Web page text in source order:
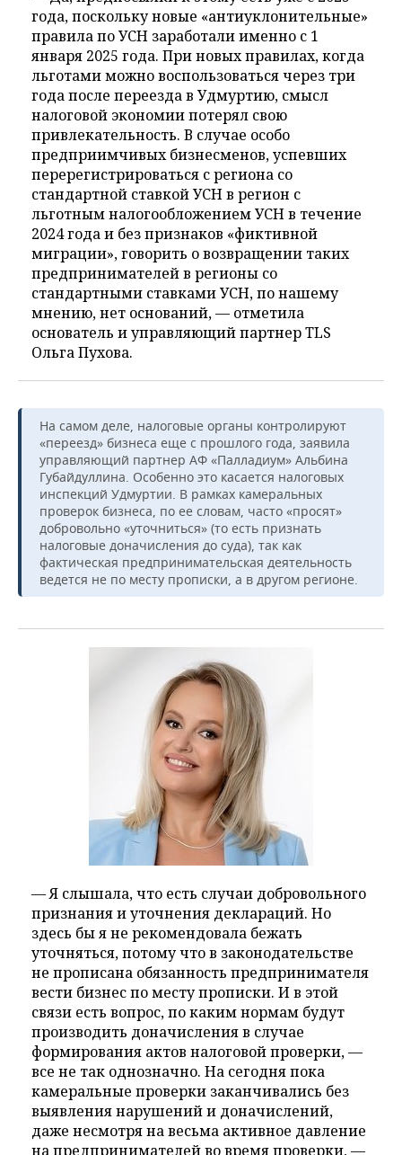
года, поскольку новые «антиуклонительные»
правила по УСН заработали именно с 1
января 2025 года. При новых правилах, когда
льготами можно воспользоваться через три
года после переезда в Удмуртию, смысл
налоговой экономии потерял свою
привлекательность. В случае особо
предприимчивых бизнесменов, успевших
перерегистрироваться с региона со
стандартной ставкой УСН в регион с
льготным налогообложением УСН в течение
2024 года и без признаков «фиктивной
миграции», говорить о возвращении таких
предпринимателей в регионы со
стандартными ставками УСН, по нашему
мнению, нет оснований, — отметила
основатель и управляющий партнер TLS
Ольга Пухова.
На самом деле, налоговые органы контролируют
«переезд» бизнеса еще с прошлого года, заявила
управляющий партнер АФ «Палладиум» Альбина
Губайдуллина. Особенно это касается налоговых
инспекций Удмуртии. В рамках камеральных
проверок бизнеса, по ее словам, часто «просят»
добровольно «уточниться» (то есть признать
налоговые доначисления до суда), так как
фактическая предпринимательская деятельность
ведется не по месту прописки, а в другом регионе.
— Я слышала, что есть случаи добровольного
признания и уточнения деклараций. Но
здесь бы я не рекомендовала бежать
уточняться, потому что в законодательстве
не прописана обязанность предпринимателя
вести бизнес по месту прописки. И в этой
связи есть вопрос, по каким нормам будут
производить доначисления в случае
формирования актов налоговой проверки, —
все не так однозначно. На сегодня пока
камеральные проверки заканчивались без
выявления нарушений и доначислений,
даже несмотря на весьма активное давление
на предпринимателей во время проверки, —